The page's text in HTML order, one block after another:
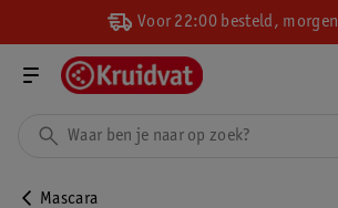
Voor 22:00 besteld,
Mascara